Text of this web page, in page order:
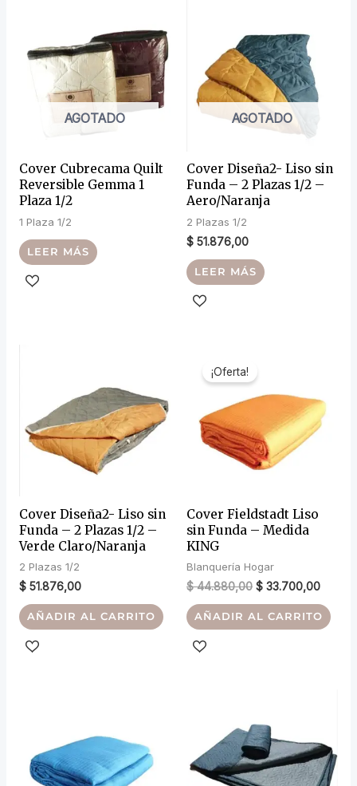
AGOTADO
Cover Cubrecama Quilt
Reversible Gemma 1
Plaza 1/2
1 Plaza 1/2
LEER MÁS
AGOTADO
Cover Diseña2- Liso sin
Funda – 2 Plazas 1/2 –
Aero/Naranja
2 Plazas 1/2
$ 51.876,00
LEER MÁS
Cover Diseña2- Liso sin
Funda – 2 Plazas 1/2 –
Verde Claro/Naranja
2 Plazas 1/2
$51.876,00
AÑADIR AL CARRITO
¡Oferta!
Cover Fieldstadt Liso
sin Funda – Medida
KING
Blanquería Hogar
$44.880,00 $ 33.700,00
AÑADIR AL CARRITO